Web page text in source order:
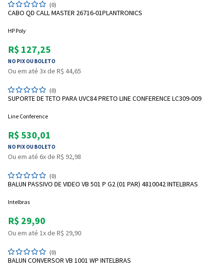
(0)
CABO QD CALL MASTER 26716-01PLANTRONICS
HP Poly
R$ 127,25
NO PIX OU BOLETO
Ou em até 3x de R$ 44,65
(0)
SUPORTE DE TETO PARA UVC84 PRETO LINE CONFERENCE LC309-009
Line Conference
R$ 530,01
NO PIX OU BOLETO
Ou em até 6x de R$ 92,98
(0)
BALUN PASSIVO DE VIDEO VB 501 P G2 (01 PAR) 4810042 INTELBRAS
Intelbras
R$ 29,90
Ou em até 1x de R$ 29,90
(0)
BALUN CONVERSOR VB 1001 WP INTELBRAS